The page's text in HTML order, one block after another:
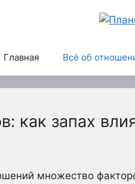
Главная Всё об
как запах
множество